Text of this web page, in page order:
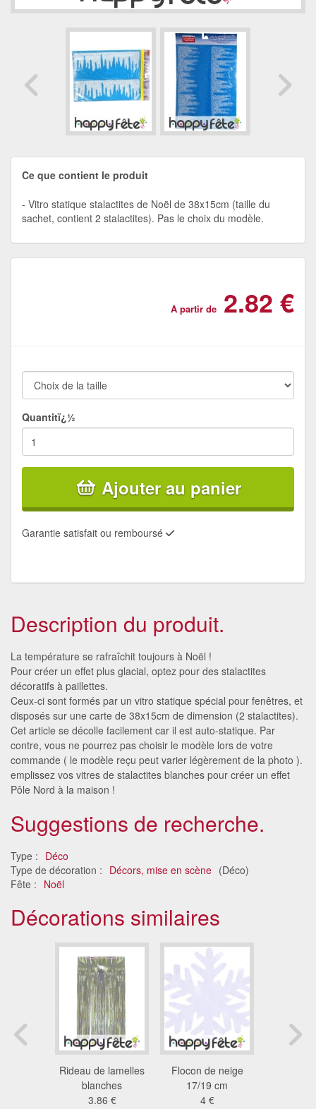
Ce que contient le produit
Vitro statique stalactites de Noël de 38x15cm (taille du
sachet, contient 2 stalactites). Pas le choix du modèle.
A partir de 2.82 €
Quantitï¿½
Ajouter au panier
Garantie satisfait ou remboursé
Description du produit.
La température se rafraîchit toujours à Noël !
Pour créer un effet plus glacial, optez pour des stalactites
décoratifs à paillettes.
Ceux-ci sont formés par un vitro statique spécial pour fenêtres, et
disposés sur une carte de 38x15cm de dimension (2 stalactites).
Cet article se décolle facilement car il est auto-statique. Par
contre, vous ne pourrez pas choisir le modèle lors de votre
commande ( le modèle reçu peut varier légèrement de la photo ).
emplissez vos vitres de stalactites blanches pour créer un effet
Pôle Nord à la maison !
Suggestions de recherche.
Type : Déco
Type de décoration : Décors, mise en scène (Déco)
Fête : Noël
Décorations similaires
Rideau de lamelles
blanches
3.86 €
Flocon de neige
17/19 cm
4 €